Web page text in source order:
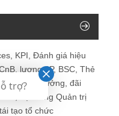
KPI, Đánh giá hiệu
lương 3P, BSC, Thẻ
lương thưởng, đãi
hệ thống Quản trị
tạo tổ chức
trợ?